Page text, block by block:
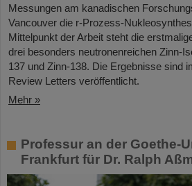
Messungen am kanadischen
Vancouver die r-Prozess-
Mittelpunkt der Arbeit steht die
drei besonders neutronenreichen Zinn-
137 und Zinn-138. Die Ergebnisse sind
Review Letters veröffentlicht.
Mehr »
Professur an der Goethe-
Frankfurt für Dr. Ralph